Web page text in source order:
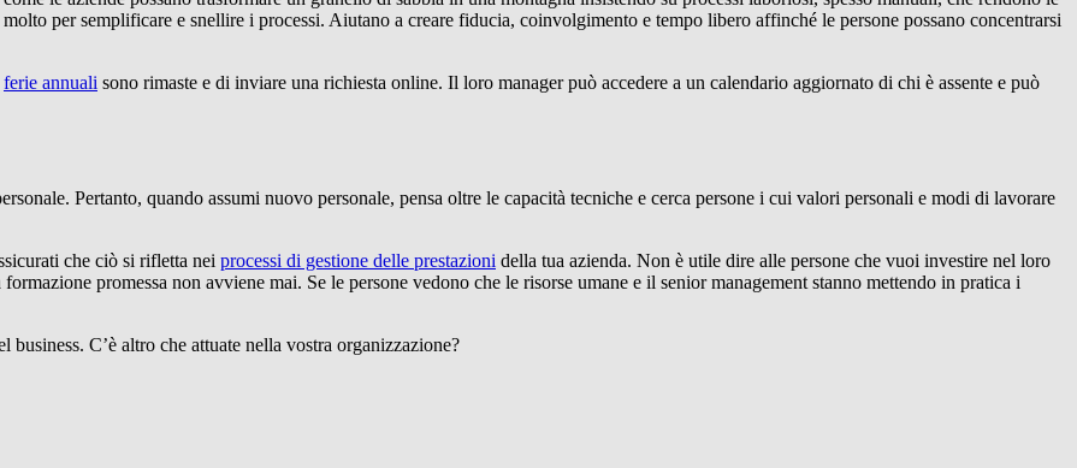
molto per semplificare e snellire i processi. Aiutano a creare fiducia, coinvolgimento e tempo libero affinché le persone possano concentrarsi
ferie annuali sono rimaste e di inviare una richiesta online. Il loro manager può accedere a un calendario aggiornato di chi è assente e può
Pertanto, quando assumi nuovo personale, pensa oltre le capacità tecniche e cerca persone i cui valori personali e modi di lavorare
che ciò si rifletta nei processi di gestione delle prestazioni della tua azienda. Non è utile dire alle persone che vuoi investire nel loro
promessa non avviene mai. Se le persone vedono che le risorse umane e il senior management stanno mettendo in pratica i
C’è altro che attuate nella vostra organizzazione?